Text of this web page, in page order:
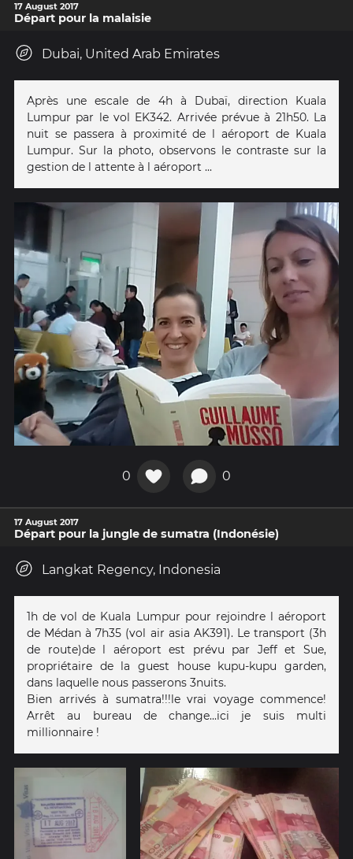
17 August 2017
Départ pour la malaisie
Dubai, United Arab Emirates
Après une escale de 4h à Dubaï, direction Kuala
Lumpur par le vol EK342. Arrivée prévue à 21h50. La
nuit se passera à proximité de l aéroport de Kuala
Lumpur. Sur la photo, observons le contraste sur la
gestion de l attente à l aéroport ...
0 0
17 August 2017
Départ pour la jungle de sumatra (Indonésie)
Langkat Regency, Indonesia
1h de vol de Kuala Lumpur pour rejoindre l aéroport
de Médan à 7h35 (vol air asia AK391). Le transport (3h
de route)de l aéroport est prévu par Jeff et Sue,
propriétaire de la guest house kupu-kupu garden,
dans laquelle nous passerons 3nuits.
Bien arrivés à sumatra!!!le vrai voyage commence!
Arrêt au bureau de change...ici je suis multi
millionnaire !